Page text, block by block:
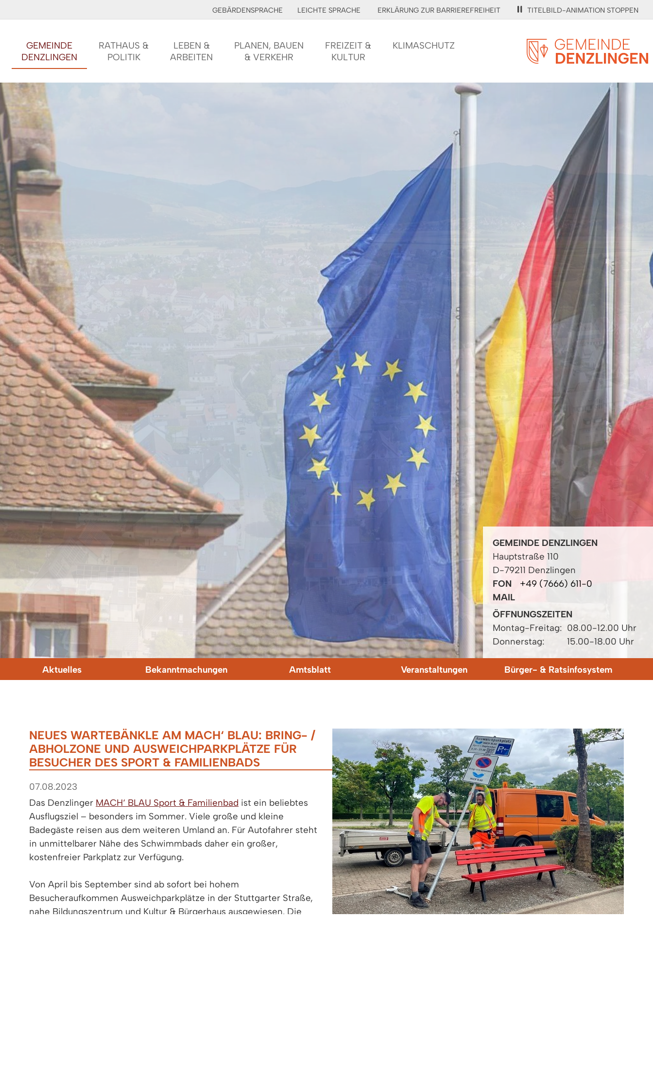
GEBÄRDENSPRACHE LEICHTE SPRACHE ERKLÄRUNG ZUR BARRIEREFREIHEIT TITELBILD-ANIMATION STOPPEN
GEMEINDE
DENZLINGEN
RATHAUS &
POLITIK
LEBEN &
ARBEITEN
PLANEN, BAUEN
& VERKEHR
FREIZEIT &
KULTUR
KLIMASCHUTZ
GEMEINDE DENZLINGEN
Hauptstraße 110
D-79211 Denzlingen
FON
+49 (7666) 611-0
MAIL
ÖFFNUNGSZEITEN
Montag-Freitag: 08.00-12.00 Uhr
Donnerstag:
15.00-18.00 Uhr
Aktuelles Bekanntmachungen Amtsblatt Veranstaltungen Bürger- & Ratsinfosystem
NEUES WARTEBÄNKLE AM MACH‘ BLAU: BRING- /
ABHOLZONE UND AUSWEICHPARKPLÄTZE FÜR
BESUCHER DES SPORT & FAMILIENBADS
07.08.2023
Das Denzlinger MACH‘ BLAU Sport & Familienbad ist ein beliebtes
Ausflugsziel – besonders im Sommer. Viele große und kleine
Badegäste reisen aus dem weiteren Umland an. Für Autofahrer steht
in unmittelbarer Nähe des Schwimmbads daher ein großer,
kostenfreier Parkplatz zur Verfügung.
Von April bis September sind ab sofort bei hohem
Besucheraufkommen Ausweichparkplätze in der Stuttgarter Straße,
nahe Bildungszentrum und Kultur & Bürgerhaus ausgewiesen. Die